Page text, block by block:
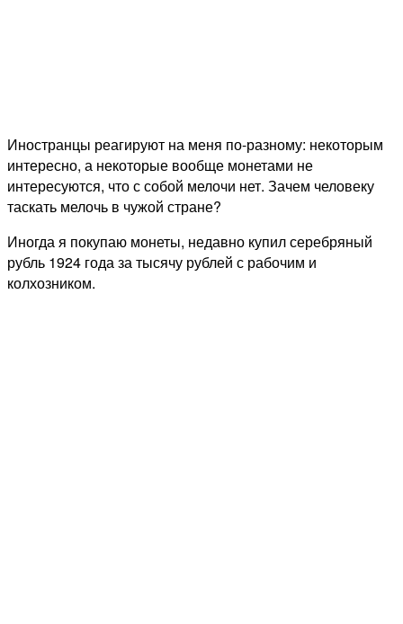
Иностранцы реагируют на меня по-разному: некоторым
интересно, а некоторые вообще монетами не
интересуются, что с собой мелочи нет. Зачем человеку
таскать мелочь в чужой стране?
Иногда я покупаю монеты, недавно купил серебряный
рубль 1924 года за тысячу рублей с рабочим и
колхозником.